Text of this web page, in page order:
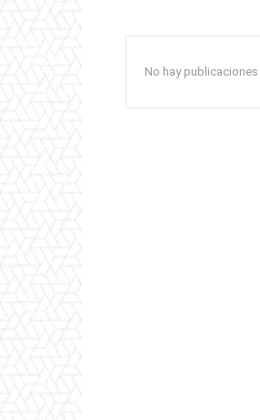
No hay